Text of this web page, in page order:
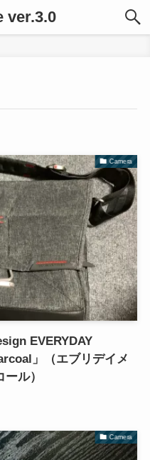
ver.3.0
Camera
EVERYDAY
」（エブリデイメ
ル）
Camera